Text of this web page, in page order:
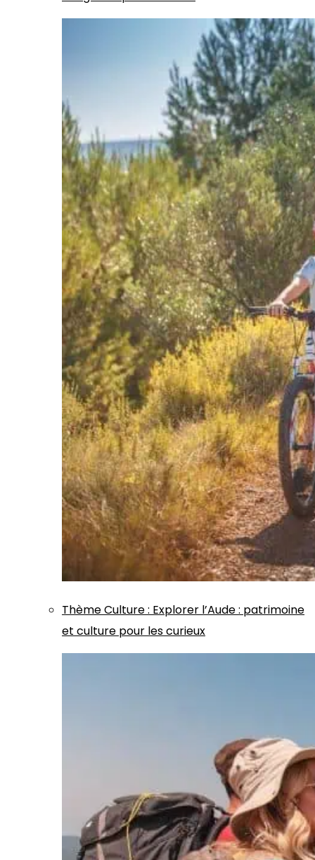
ThèmeCulture: Explorer l’Aude : patrimoine
et culture pour les curieux